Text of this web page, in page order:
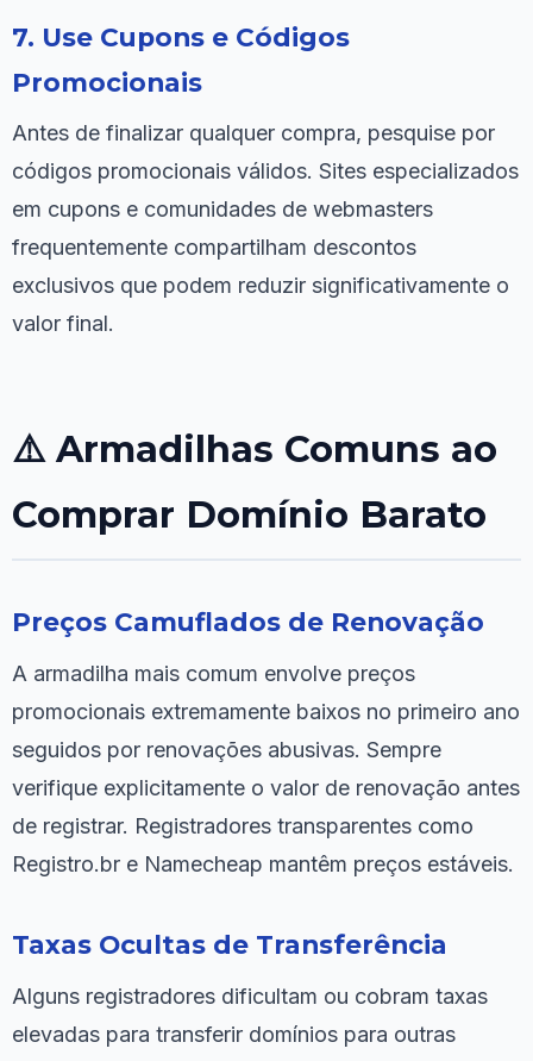
7. Use Cupons e Códigos
Promocionais
Antes de finalizar qualquer compra, pesquise por
códigos promocionais válidos. Sites especializados
em cupons e comunidades de webmasters
frequentemente compartilham descontos
exclusivos que podem reduzir significativamente o
valor final.
⚠️ Armadilhas Comuns ao
Comprar Domínio Barato
Preços Camuflados de Renovação
A armadilha mais comum envolve preços
promocionais extremamente baixos no primeiro ano
seguidos por renovações abusivas. Sempre
verifique explicitamente o valor de renovação antes
de registrar. Registradores transparentes como
Registro.br e Namecheap mantêm preços estáveis.
Taxas Ocultas de Transferência
Alguns registradores dificultam ou cobram taxas
elevadas para transferir domínios para outras